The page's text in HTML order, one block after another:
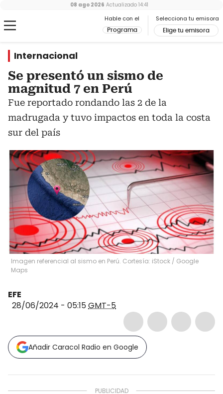
Hable con el
Programa
Selecciona tu emisora
Elige tu emisora
08 ago 2026 Actualizado 14:41
Internacional
Se presentó un sismo de
magnitud 7 en Perú
Fue reportado rondando las 2 de la
madrugada y tuvo impactos en toda la costa
sur del país
Imagen referencial al sismo en Perú. Cortesía: iStock / Google
Maps
EFE
28/06/2024 - 05:15GMT-5
Añadir Caracol Radio en Google